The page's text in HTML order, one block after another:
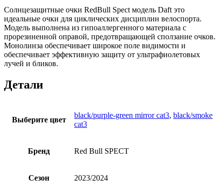
Солнцезащитные очки RedBull Spect модель Daft это
идеальные очки для циклических дисциплин велоспорта.
Модель выполнена из гипоаллергенного материала с
прорезиненной оправой, предотвращающей сползание очков.
Монолинза обеспечивает широкое поле видимости и
обеспечивает эффективную защиту от ультрафиолетовых
лучей и бликов.
Детали
Выберите цвет
black/purple-green mirror cat3, black/smoke
cat3
Бренд Red Bull SPECT
Сезон 2023/2024